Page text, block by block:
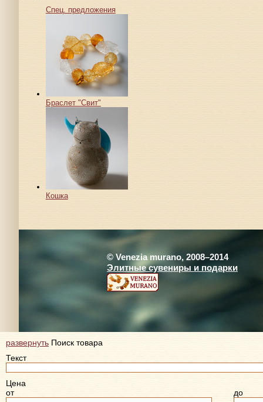
Спец. предложения
Браслет "Свит"
Кошка
© Venezia murano, 2008–2014
Элитные сувениры и подарки
развернуть Поиск товара
Текст
Цена
от
до